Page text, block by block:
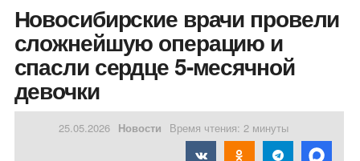
Новосибирские врачи провели
сложнейшую операцию и
спасли сердце 5-месячной
девочки
25.05.2026 Новости Время чтения: 2 минуты